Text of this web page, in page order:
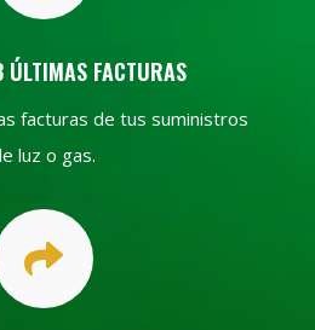
ÚLTIMAS FACTURAS
facturas de tus suministros
luz o gas.
